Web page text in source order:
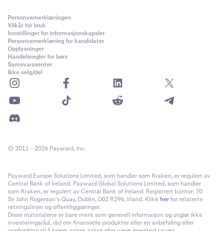
Personvernerklæringen
Vilkår for bruk
Innstillinger for informasjonskapsler
Personvernerklæring for kandidater
Opplysninger
Handelsregler for børs
Samsvarssenter
Ikke selg/del
© 2011 – 2026 Payward, Inc.
Payward Europe Solutions Limited, som handler som Kraken, er regulert av
Central Bank of Ireland. Payward Global Solutions Limited, som handler
som Kraken, er regulert av Central Bank of Ireland. Registrert kontor: 70
Sir John Rogerson’s Quay, Dublin, D02 R296, Irland. Klikk herfor relaterte
retningslinjer og offentliggjøringer.
Disse materialene er bare ment som generell informasjon og utgjør ikke
investeringsråd, råd om finansielle produkter eller en anbefaling eller